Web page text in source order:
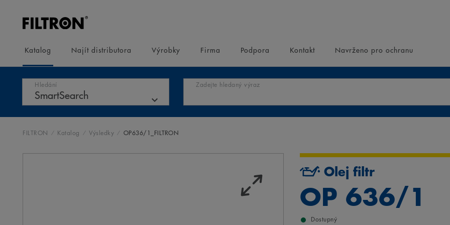
Katalog Najít distributora Výrobky Firma Podpora Kontakt Navrženo pro ochranu
Hledání Zadejte hledaný výraz
FILTRON Katalog Výsledky OP636/1_FILTRON
Olej filtr
OP 636/1
Dostupný